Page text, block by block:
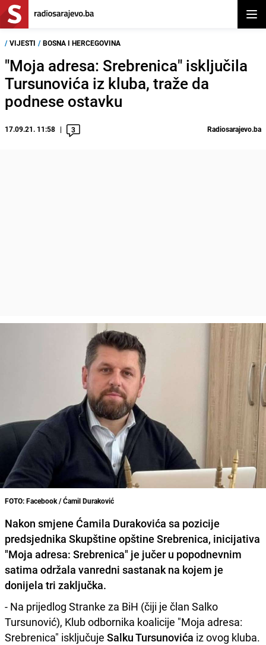
/ VIJESTI / BOSNA I HERCEGOVINA
"Moja adresa: Srebrenica" isključila
Tursunovića iz kluba, traže da
podnese ostavku
17.09.21. 11:58 3 Radiosarajevo.ba
FOTO: Facebook / Ćamil Duraković
Nakon smjene Ćamila Durakovića sa pozicije
predsjednika Skupštine opštine Srebrenica, inicijativa
"Moja adresa: Srebrenica" je jučer u popodnevnim
satima održala vanredni sastanak na kojem je
donijela tri zaključka.
- Na prijedlog Stranke za BiH (čiji je član Salko
Tursunović), Klub odbornika koalicije "Moja adresa:
Srebrenica" isključuje Salku Tursunovića iz ovog kluba.